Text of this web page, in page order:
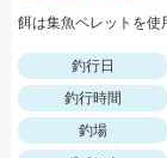
釣行日
釣行時間
釣場